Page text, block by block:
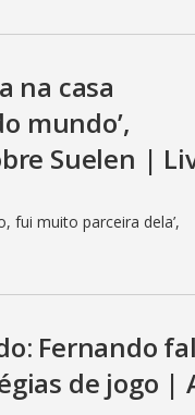
na casa
mundo’,
Suelen |
fui muito parceira dela’,
Fernando
de jogo |